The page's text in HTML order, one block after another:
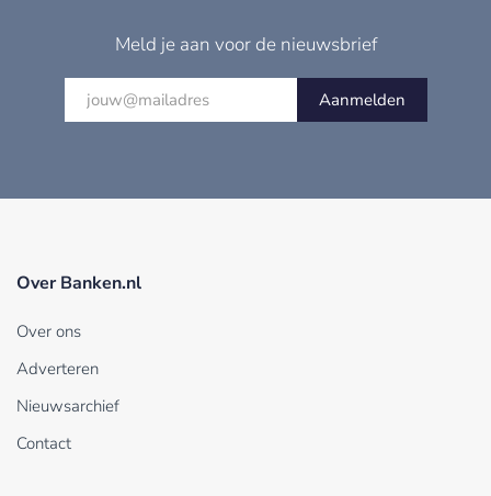
Meld je aan voor de nieuwsbrief
Aanmelden
Over Banken.nl
Over ons
Adverteren
Nieuwsarchief
Contact